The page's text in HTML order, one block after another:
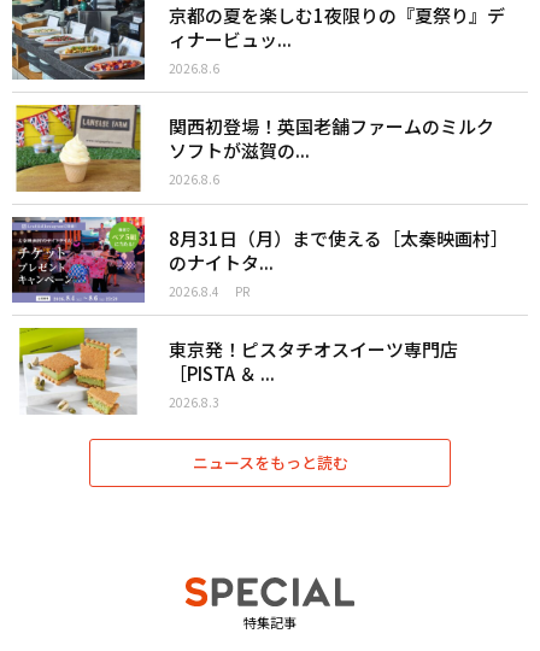
京都の夏を楽しむ1夜限りの『夏祭り』デ
ィナービュッ...
2026.8.6
関西初登場！英国老舗ファームのミルク
ソフトが滋賀の...
2026.8.6
8月31日（月）まで使える［太秦映画村］
のナイトタ...
2026.8.4 PR
東京発！ピスタチオスイーツ専門店
［PISTA ＆ ...
2026.8.3
ニュースをもっと読む
特集記事